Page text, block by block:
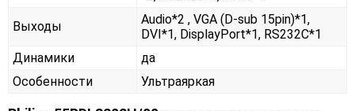
Выходы
Audio*2 , VGA (D-sub 15pin)*1,
DVI*1, DisplayPort*1, RS232С*1
Динамики
да
Особенности
Ультраяркая